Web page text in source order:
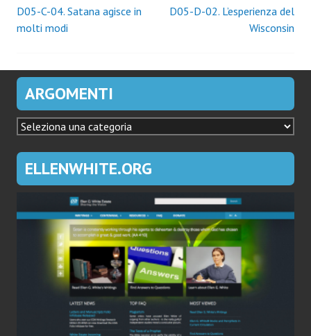
Navigazione
articoli
D05-C-04. Satana agisce in
molti modi
D05-D-02. L’esperienza del
Wisconsin
ARGOMENTI
ARGOMENTI
ELLENWHITE.ORG